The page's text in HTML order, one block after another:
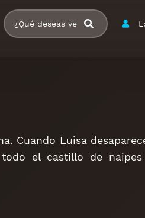
Cuando Luisa
el castillo de